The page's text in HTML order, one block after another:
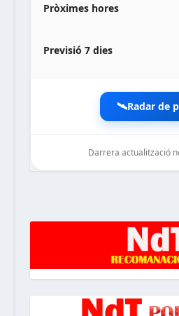
Pròximes hores
Previsió 7 dies
🛰️Radar de
Darrera actualització